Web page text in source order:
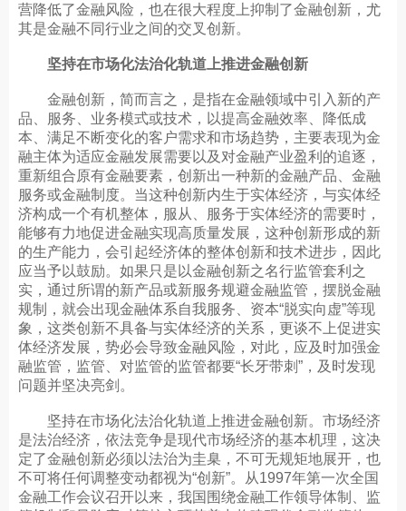
营降低了金融风险，也在很大程度上抑制了金融创新，尤
其是金融不同行业之间的交叉创新。
坚持在市场化法治化轨道上推进金融创新
金融创新，简而言之，是指在金融领域中引入新的产
品、服务、业务模式或技术，以提高金融效率、降低成
本、满足不断变化的客户需求和市场趋势，主要表现为金
融主体为适应金融发展需要以及对金融产业盈利的追逐，
重新组合原有金融要素，创新出一种新的金融产品、金融
服务或金融制度。当这种创新内生于实体经济，与实体经
济构成一个有机整体，服从、服务于实体经济的需要时，
能够有力地促进金融实现高质量发展，这种创新形成的新
的生产能力，会引起经济体的整体创新和技术进步，因此
应当予以鼓励。如果只是以金融创新之名行监管套利之
实，通过所谓的新产品或新服务规避金融监管，摆脱金融
规制，就会出现金融体系自我服务、资本“脱实向虚”等现
象，这类创新不具备与实体经济的关系，更谈不上促进实
体经济发展，势必会导致金融风险，对此，应及时加强金
融监管，监管、对监管的监管都要“长牙带刺”，及时发现
问题并坚决亮剑。
坚持在市场化法治化轨道上推进金融创新。市场经济
是法治经济，依法竞争是现代市场经济的基本机理，这决
定了金融创新必须以法治为圭臬，不可无规矩地展开，也
不可将任何调整变动都视为“创新”。从1997年第一次全国
金融工作会议召开以来，我国围绕金融工作领导体制、监